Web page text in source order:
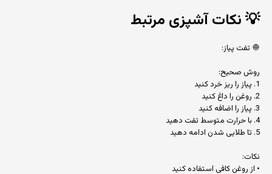
💡نکات آشپزی مرتبط
🧅 تفت پیاز:
روش صحیح:
1. پیاز را ریز خرد کنید
2. روغن را داغ کنید
3. پیاز را اضافه کنید
4. با حرارت متوسط تفت دهید
5. تا طلایی شدن ادامه دهید
نکات:
• از روغن کافی استفاده کنید